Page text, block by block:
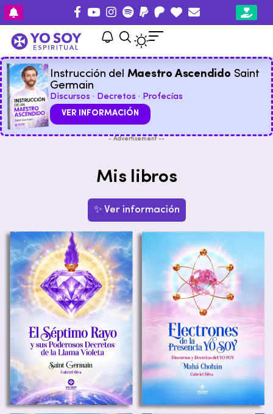
Instrucción del Maestro Ascendido Saint
Germain
Discursos · Decretos · Profecías
VER INFORMACIÓN
- Advertisement --
Mis libros
✨ Ver información